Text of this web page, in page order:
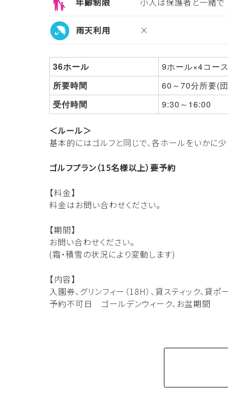
雨天利用 ×
36ホール
9ホール×4コー
所要時間
60～70分所要(
受付時間
9:30～16:00
＜ルール＞
基本的にはゴルフと同じで、各ホールをいかに
ゴルフプラン（15名様以上）要予約
【料金】
料金はお問い合わせください。
【期間】
お問い合わせください。
(霜・積雪の状況により変動します)
【内容】
入園券、グリンフィー（18H）、貸スティック、貸ポ
予約不可日 ゴールデンウィーク、お盆期間